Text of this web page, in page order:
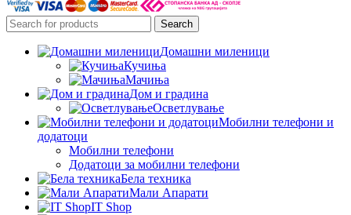
Search
Домашни миленици
Кучиња
Мачиња
Дом и градина
Осветлување
Мобилни телефони и
додатоци
Мобилни телефони
Додатоци за мобилни телефони
Бела техника
Мали Апарати
IT Shop